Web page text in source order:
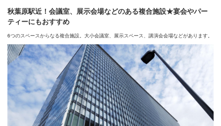
秋葉原駅近！会議室、展示会場などのある複合施設★宴会やパー
ティーにもおすすめ
6つのスペースからなる複合施設。大小会議室、展示スペース、講演会会場などがあります。